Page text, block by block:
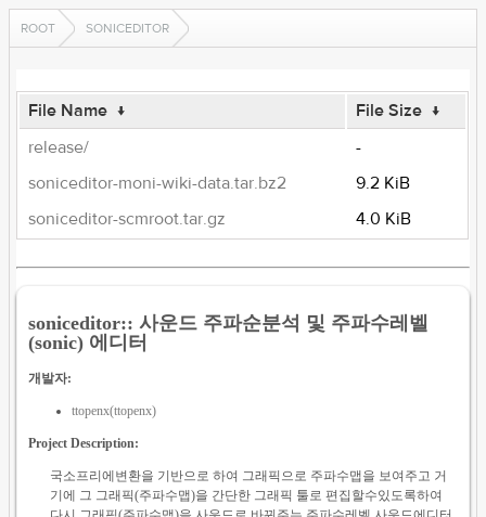
ROOT SONICEDITOR
File Name ↓ File Size ↓
release/
-
soniceditor-moni-wiki-data.tar.bz2
9.2 KiB
soniceditor-scmroot.tar.gz
4.0 KiB
soniceditor:: 사운드 주파순분석 및 주파수레벨
(sonic) 에디터
개발자:
ttopenx(ttopenx)
Project Description:
국소프리에변환을 기반으로 하여 그래픽으로 주파수맵을 보여주고 거
기에 그 그래픽(주파수맵)을 간단한 그래픽 툴로 편집할수있도록하여